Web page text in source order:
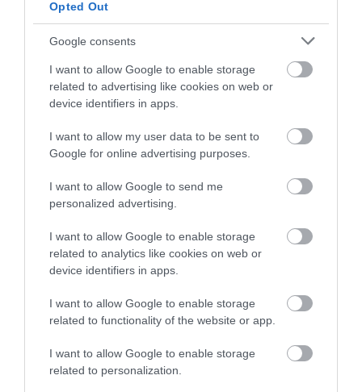
Opted Out
Google consents
I want to allow Google to enable storage
related to advertising like cookies on web or
device identifiers in apps.
I want to allow my user data to be sent to
Google for online advertising purposes.
I want to allow Google to send me
personalized advertising.
I want to allow Google to enable storage
related to analytics like cookies on web or
device identifiers in apps.
I want to allow Google to enable storage
related to functionality of the website or app.
I want to allow Google to enable storage
related to personalization.